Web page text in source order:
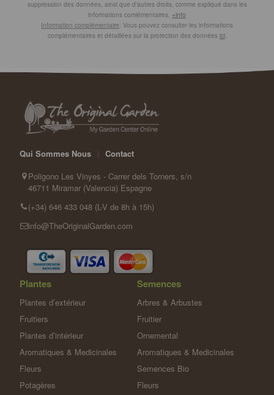
suppression des données, ainsi que d'autres droits, comme expliqué dans les
informations comlémentaires. +info
Information complémentaire: Vous pouvez consulter les informations
complémentaires et détaillées sur la protection des données ici.
Qui Sommes Nous
Contact
Poligono Les Vinyes - Carrer dels Torners, s/n
46711 Miramar (Valencia) Espagne
(+34) 646 433 048 (L-V de 8h à 15h)
info@TheOriginalGarden.com
Plantes
Plantes d’extérieur
Fruitiers
Plantes d’intérieur
Aromatiques & Medicinales
Fleurs
Potagères
Semences
Arbres & Arbustes
Fruitier
Ornemental
Aromatiques & Medicinales
Semences Bio
Fleurs